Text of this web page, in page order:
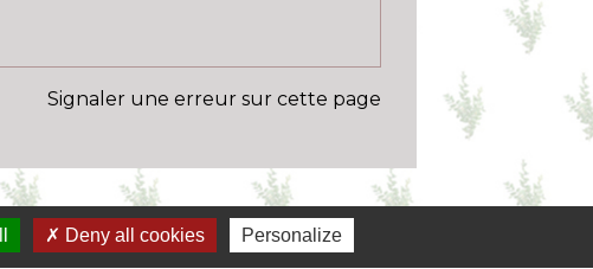
Signaler une erreur sur cette page
Deny all cookies Personalize